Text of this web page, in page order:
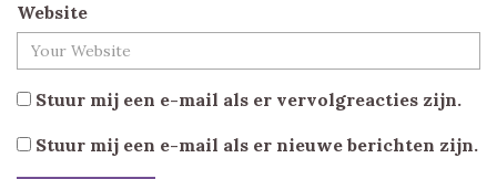
Website
Stuur mij een e-mail als er vervolgreacties zijn.
Stuur mij een e-mail als er nieuwe berichten zijn.